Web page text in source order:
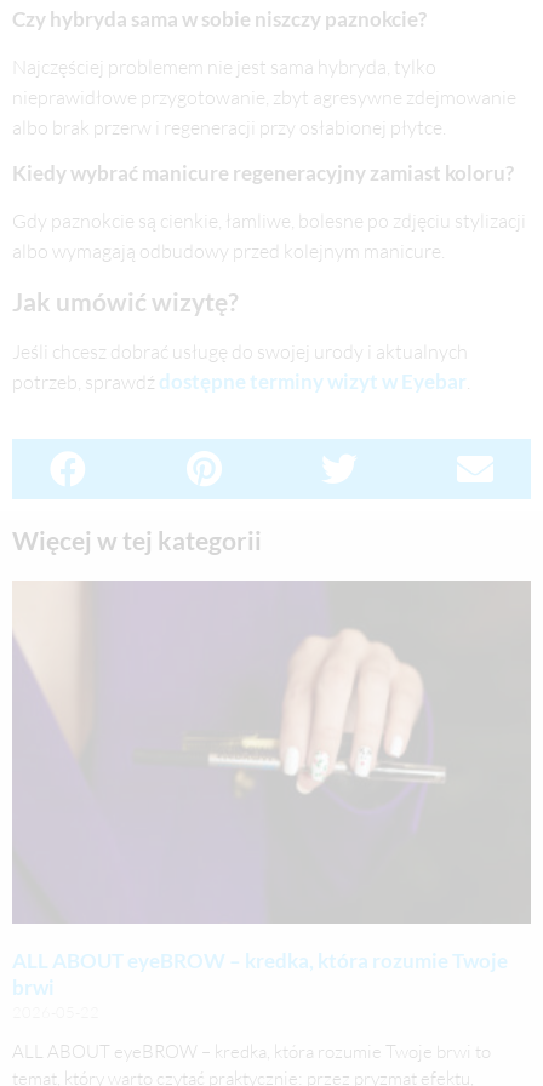
Czy hybryda sama w sobie niszczy paznokcie?
Najczęściej problemem nie jest sama hybryda, tylko
nieprawidłowe przygotowanie, zbyt agresywne zdejmowanie
albo brak przerw i regeneracji przy osłabionej płytce.
Kiedy wybrać manicure regeneracyjny zamiast koloru?
Gdy paznokcie są cienkie, łamliwe, bolesne po zdjęciu stylizacji
albo wymagają odbudowy przed kolejnym manicure.
Jak umówić wizytę?
Jeśli chcesz dobrać usługę do swojej urody i aktualnych
potrzeb, sprawdź dostępne terminy wizyt w Eyebar
Więcej w tej kategorii
ALL ABOUT eyeBROW – kredka, która rozumie Twoje
brwi
ALL ABOUT eyeBROW – kredka, która rozumie Twoje brwi to
temat, który warto czytać praktycznie: przez pryzmat efektu,